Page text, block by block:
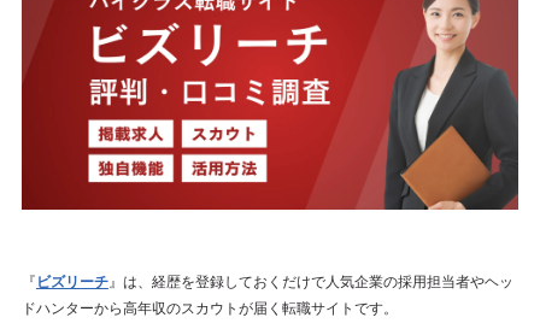
『 ビズリーチ』は、経歴を登録しておくだけで人気企業の採用担当者やヘッ
ドハンターから高年収のスカウトが届く転職サイトです。